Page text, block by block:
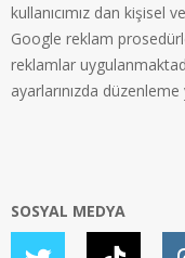
kullanıcımız dan kişisel
Google reklam
reklamlar
ayarlarınızda
SOSYAL MEDYA